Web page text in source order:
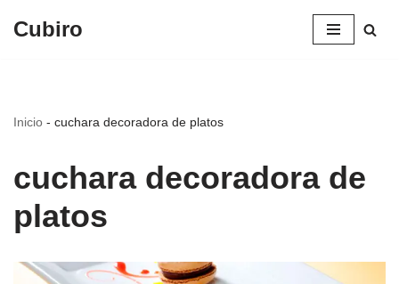
Cubiro
Inicio - cuchara decoradora de platos
cuchara decoradora de
platos